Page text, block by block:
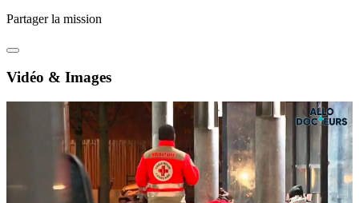
Partager la mission
Vidéo & Images